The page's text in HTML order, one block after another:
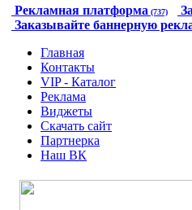
Рекламная платформа (737)
Заказывайте баннерную
Главная
Контакты
VIP - Каталог
Реклама
Виджеты
Скачать сайт
Партнерка
Наш ВК